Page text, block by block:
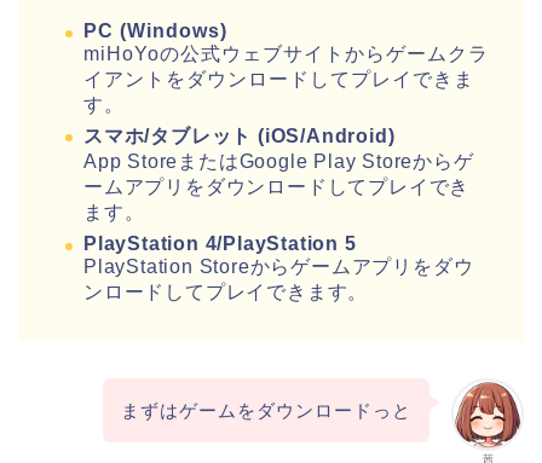
PC (Windows)
miHoYoの公式ウェブサイトからゲームクラ
イアントをダウンロードしてプレイできま
す。
スマホ/タブレット (iOS/Android)
App StoreまたはGoogle Play Storeからゲ
ームアプリをダウンロードしてプレイでき
ます。
PlayStation 4/PlayStation 5
PlayStation Storeからゲームアプリをダウ
ンロードしてプレイできます。
茜
まずはゲームをダウンロードっと